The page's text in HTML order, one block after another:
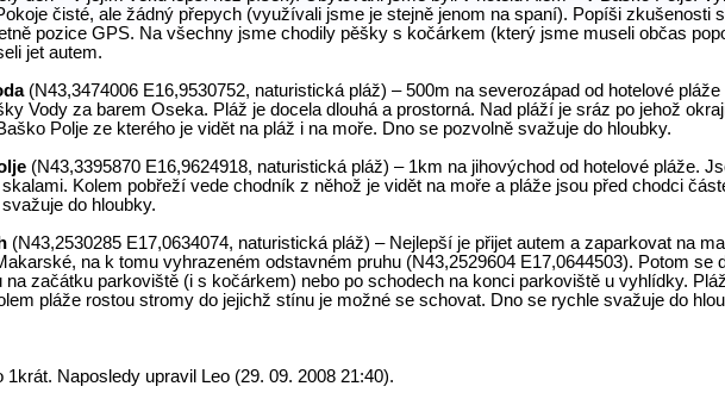
čisté, ale žádný přepych (využívali jsme je stejně jenom na spaní). Popíši zkušenosti
pozice GPS. Na všechny jsme chodily pěšky s kočárkem (který jsme museli občas
jet autem.
(N43,3474006 E16,9530752, naturistická pláž) – 500m na severozápad od hotelové
Vody za barem Oseka. Pláž je docela dlouhá a prostorná. Nad pláží je sráz po jehož
Polje ze kterého je vidět na pláž i na moře. Dno se pozvolně svažuje do hloubky.
(N43,3395870 E16,9624918, naturistická pláž) – 1km na jihovýchod od hotelové pláže.
skalami. Kolem pobřeží vede chodník z něhož je vidět na moře a pláže jsou před chodci
do hloubky.
(N43,2530285 E17,0634074, naturistická pláž) – Nejlepší je přijet autem a zaparkovat na
na k tomu vyhrazeném odstavném pruhu (N43,2529604 E17,0644503). Potom se
na začátku parkoviště (i s kočárkem) nebo po schodech na konci parkoviště u vyhlídky.
pláže rostou stromy do jejichž stínu je možné se schovat. Dno se rychle svažuje do
1krát. Naposledy upravil Leo (29. 09. 2008 21:40).